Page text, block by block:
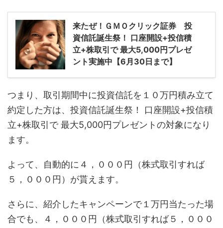
来たぜ！ＧＭＯクリック証券 投
資信託誕生祭！ 口座開設+投信積
立+株取引で 最大5,000円プレゼ
ント実施中【6月30日まで】
つまり、取引期間中に投資信託を１０万円積み立て
約定した方は、投資信託誕生祭！ 口座開設+投信積
立+株取引で 最大5,000円プレゼントの対象になり
ます。
よって、自動的に４，０００円（株式取引すれば
５，０００円）が貰えます。
さらに、紹介したキャンペーンで１万円当たった場
合でも、４，０００円（株式取引すれば５，０００